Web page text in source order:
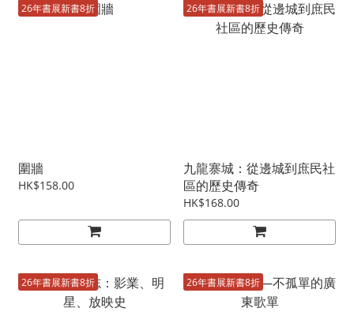
26年書展新書8折
圍牆
HK$158.00
26年書展新書8折
九龍寨城：從邊城到庶民社
區的歷史傳奇
HK$168.00
26年書展新書8折 26年書展新書8折